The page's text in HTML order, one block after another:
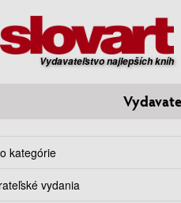
Vydavateľstvo najlepších kníh
kategórie
vydania